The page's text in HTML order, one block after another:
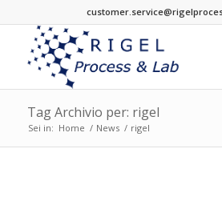
Tag Archivio per: rigel
Sei in: Home / News / rigel